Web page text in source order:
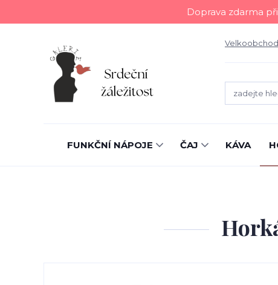
Doprava zdarma
Velkoobchod
FUNKČNÍ NÁPOJE ČAJ KÁVA